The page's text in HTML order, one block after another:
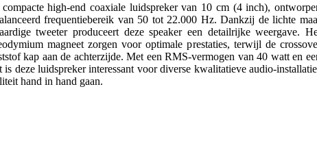
high-end coaxiale luidspreker van 10 cm (4 inch),
frequentiebereik van 50 tot 22.000 Hz. Dankzij de lichte
tweeter produceert deze speaker een detailrijke weergave.
magneet zorgen voor optimale prestaties, terwijl de
kap aan de achterzijde. Met een RMS-vermogen van 40 watt en
deze luidspreker interessant voor diverse kwalitatieve audio-
hand in hand gaan.